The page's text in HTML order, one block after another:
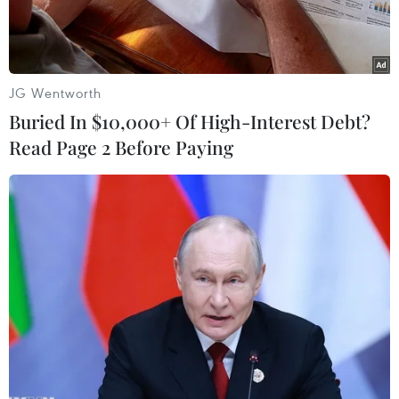
Cựu Thủ tướng Malaysia Mahathir Mohamad. (Nguồn:
themalaysianinsight.com)
New Straits Times đưa tin, ngày 15/4, ông Lim
Kit Siang, lãnh đạo đảng Hành động Dân chủ
(DAP) thuộc Liên minh đối lập (PH) tại Malaysia
thừa nhận rằng cơ hội giành chiến thắng của
PH trong cuộc tổng tuyển cử tới là rất mong
JG Wentworth
Buried In $10,000+ Of High-Interest Debt?
Read Page 2 Before Paying